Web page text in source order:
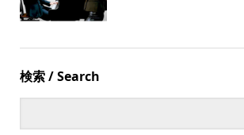
検索 / Search